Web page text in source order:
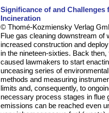
Significance of and Challenges
Incineration
© Thomé-Kozmiensky Verlag
Flue gas cleaning downstream of
increased construction and
in the nineteen-sixties. Back
caused lawmakers to start
unceasing series of
methods and measuring
limits and, consequently, to
necessary process stages in flue
emissions can be reached even